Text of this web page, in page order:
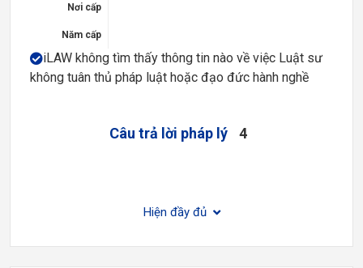
Nơi cấp
Năm cấp
iLAW không tìm thấy thông tin nào về việc Luật sư
không tuân thủ pháp luật hoặc đạo đức hành nghề
Câu trả lời pháp lý 4
Hiện đầy đủ